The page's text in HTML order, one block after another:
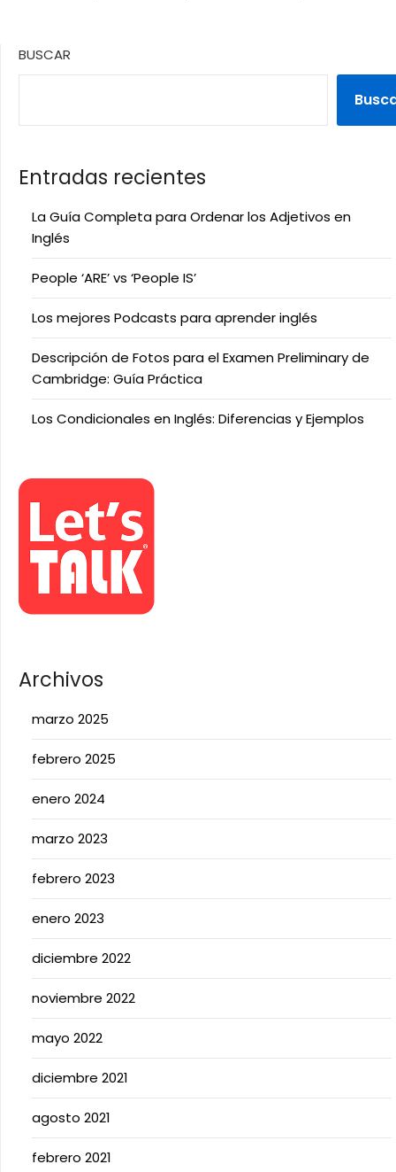
BUSCAR
Entradas recientes
La Guía Completa para Ordenar los Adjetivos en
Inglés
People ‘ARE’ vs ‘People IS’
Los mejores Podcasts para aprender inglés
Descripción de Fotos para el Examen Preliminary de
Cambridge: Guía Práctica
Los Condicionales en Inglés: Diferencias y Ejemplos
Archivos
marzo 2025
febrero 2025
enero 2024
marzo 2023
febrero 2023
enero 2023
diciembre 2022
noviembre 2022
mayo 2022
diciembre 2021
agosto 2021
febrero 2021